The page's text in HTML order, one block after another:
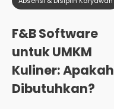
F&B Software
untuk UMKM
Kuliner: Apakah
Dibutuhkan?